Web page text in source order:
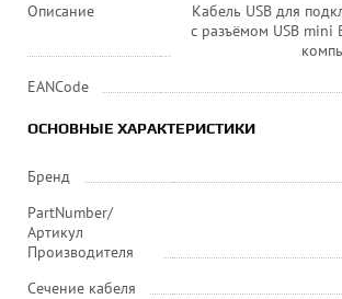
Описание
Кабель USB для
с разъёмом USB mini
EANCode
ОСНОВНЫЕ ХАРАКТЕРИСТИКИ
Бренд
PartNumber/
Артикул
Производителя
Сечение кабеля